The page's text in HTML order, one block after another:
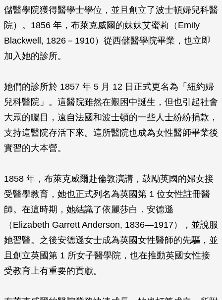
儲醫學院獲得醫學士學位，並且創立了波士頓婦兒科醫
院）。1856 年，布萊克威爾的妹妹艾蜜莉（Emily
Blackwell, 1826－1910）從西儲醫學院畢業，也立即
加入她的診所。
她們的診所於 1857 年 5 月 12 日正式更名為「紐約婦
兒科醫院」。這醫院雖然在艱困中誕生，但也引起社會
大眾的矚目，遠自法國和波士頓的一些人士紛紛捐款，
支持這醫院存活下來。這所醫院也成為女性醫師畢業後
實習的大本營。
1858 年，布萊克威爾赴倫敦演講，鼓勵英國的婦女接
受醫學教育，她也正式列名為英國第 1 位女性註冊醫
師。在這時期，她結識了依麗莎白．安德遜
（Elizabeth Garrett Anderson, 1836—1917），並說服
她習醫。之後安德遜女士成為英國女性醫師的先驅，並
且創立英國第 1 所女子醫學院，也在推動英國女性接
受教育上有重要的貢獻。